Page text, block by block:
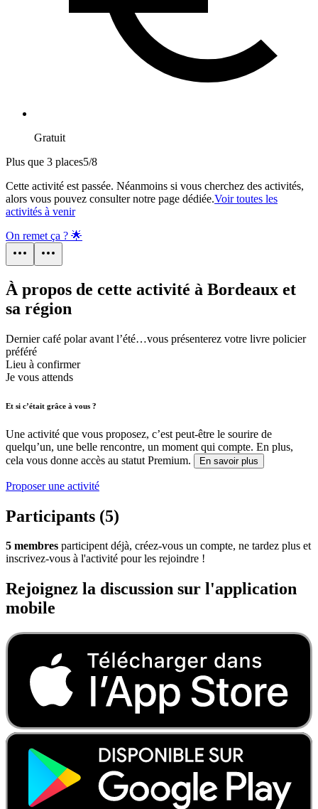
Gratuit
Plus que 3 places5/8
Cette activité est passée. Néanmoins si vous cherchez des activités,
alors vous pouvez consulter notre page dédiée.Voir toutes les
activités à venir
On remet ça ? 🌟
À propos de cette activité à Bordeaux et
sa région
Dernier café polar avant l’été…vous présenterez votre livre policier
préféré
Lieu à confirmer
Je vous attends
Et si c’était grâce à vous ?
Une activité que vous proposez, c’est peut-être le sourire de
quelqu’un, une belle rencontre, un moment qui compte. En plus,
cela vous donne accès au statut Premium.
En savoir plus
Proposer une activité
Participants (5)
5 membres participent déjà, créez-vous un compte, ne tardez plus et
inscrivez-vous à l'activité pour les rejoindre !
Rejoignez la discussion sur l'application
mobile